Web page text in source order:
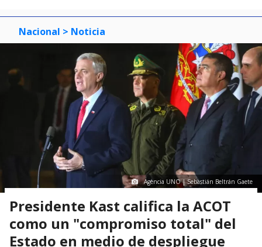
Nacional > Noticia
Agencia UNO | Sebastián Beltrán Gaete
Presidente Kast califica la ACOT
como un "compromiso total" del
Estado en medio de despliegue